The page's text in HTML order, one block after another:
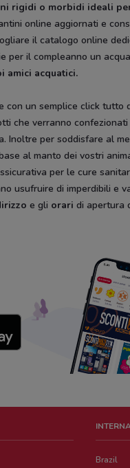
rigidi o morbidi ideali
online aggiornati e
il catalogo online
per il compleanno un
amici acquatici.
un semplice click
che verranno
per soddisfare al
al manto dei vostri
per le cure
usufruire di imperdibili e
e gli orari di apertura
Brazil